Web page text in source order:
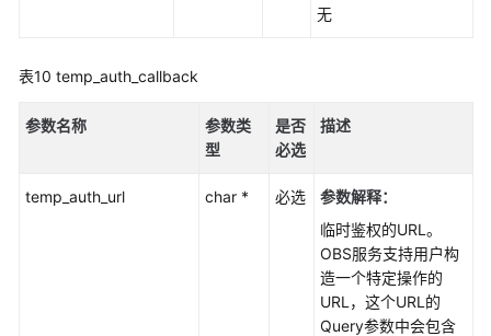
无
表10 temp_auth_callback
参数名称
参数类
型
是否
必选
描述
temp_auth_url char * 必选
参数解释：
临时鉴权的URL。
OBS服务支持用户构
造一个特定操作的
URL，这个URL的
Query参数中会包含